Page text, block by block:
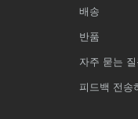
배송
반품
자주 묻는
피드백 전송